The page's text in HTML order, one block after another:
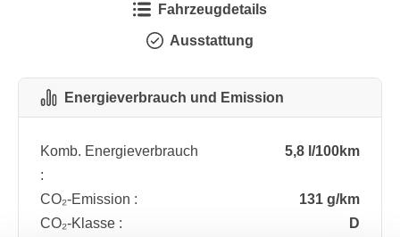
Fahrzeugdetails
Ausstattung
Energieverbrauch und Emission
Komb. Energieverbrauch
:
5,8 l/100km
CO₂-Emission :
131 g/km
CO₂-Klasse :
D